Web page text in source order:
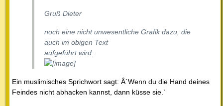
Gruß Dieter
noch eine nicht unwesentliche Grafik dazu, die
auch im obigen Text
aufgeführt wird:
Ein muslimisches Sprichwort sagt: Â´Wenn du die Hand deines
Feindes nicht abhacken kannst, dann küsse sie.`